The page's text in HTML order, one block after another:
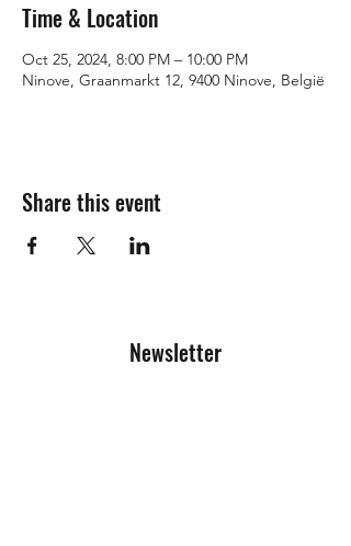
Time & Location
Oct 25, 2024, 8:00 PM – 10:00 PM
Ninove, Graanmarkt 12, 9400 Ninove, België
Share this event
Newsletter